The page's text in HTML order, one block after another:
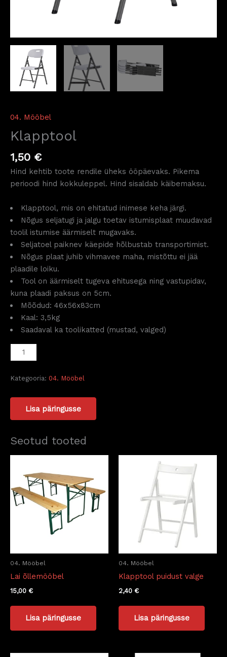
04. Mööbel
Klapptool
1,50 €
Hind kehtib toote rendile üheks ööpäevaks. Pikema
perioodi hind kokkuleppel. Hind sisaldab käibemaksu.
Klapptool, mis on ehitatud inimese keha järgi.
Nõgus seljatugi ja jalgu toetav istumisplaat muudavad
toolil istumise äärmiselt mugavaks.
Seljatoel paiknev käepide hõlbustab transportimist.
Nõgus plaat juhib vihmavee maha, mistõttu ei jää
plaadile loiku.
Tool on äärmiselt tugeva ehitusega ning vastupidav,
kuna plaadi paksus on 5cm.
Mõõdud: 46x56x83cm
Kaal: 3,5kg
Saadaval ka toolikatted (mustad, valged)
Kategooria: 04. Mööbel
Lisa päringusse
Seotud tooted
04. Mööbel
Lai õllemööbel
15,00 €
Lisa päringusse
04. Mööbel
Klapptool puidust valge
2,40 €
Lisa päringusse